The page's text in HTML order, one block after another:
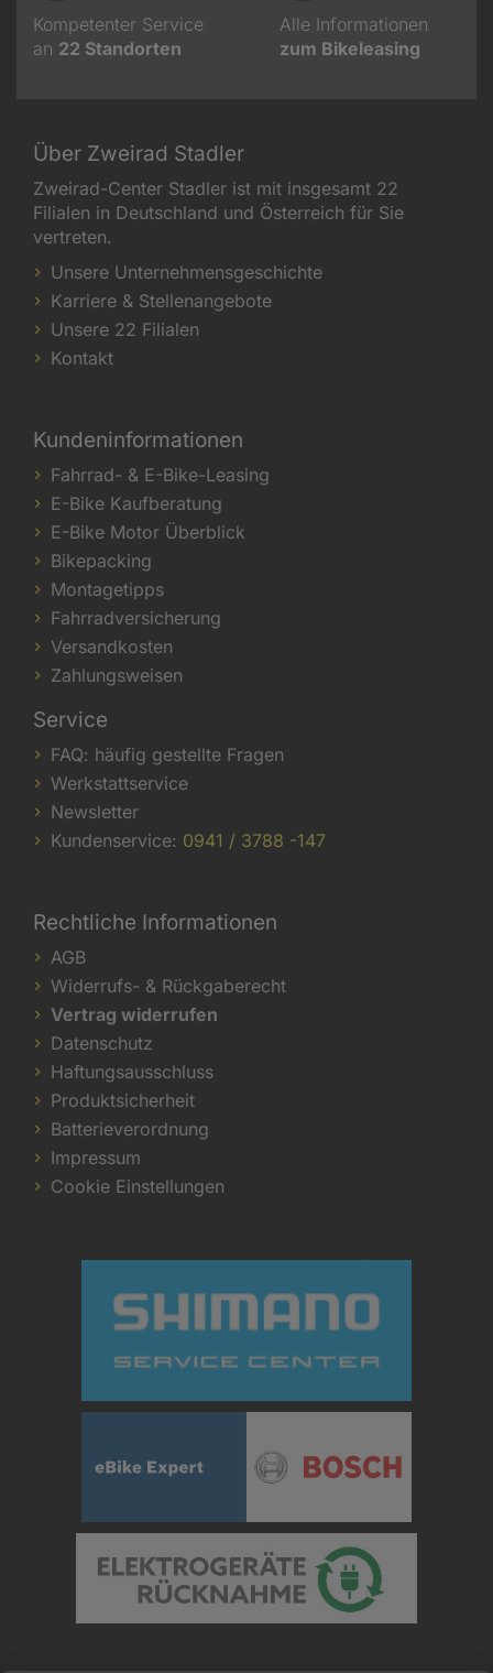
Kompetenter Service
an 22 Standorten
Alle Informationen
zum Bikeleasing
Über Zweirad Stadler
Zweirad-Center Stadler ist mit insgesamt 22
Filialen in Deutschland und Österreich für Sie
vertreten.
Unsere Unternehmensgeschichte
Karriere & Stellenangebote
Unsere 22 Filialen
Kontakt
Kundeninformationen
Fahrrad- & E-Bike-Leasing
E-Bike Kaufberatung
E-Bike Motor Überblick
Bikepacking
Montagetipps
Fahrradversicherung
Versandkosten
Zahlungsweisen
Service
FAQ: häufig gestellte Fragen
Werkstattservice
Newsletter
Kundenservice: 0941 / 3788 -147
Rechtliche Informationen
AGB
Widerrufs- & Rückgaberecht
Vertrag widerrufen
Datenschutz
Haftungsausschluss
Produktsicherheit
Batterieverordnung
Impressum
Cookie Einstellungen